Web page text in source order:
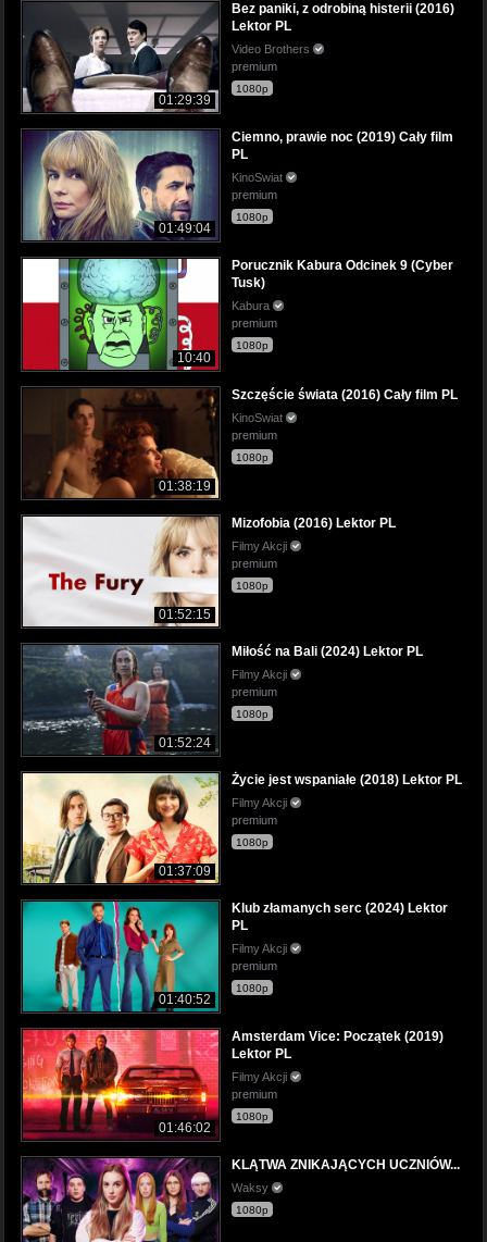
01:29:39
Bez paniki, z odrobiną histerii (2016)
Lektor PL
Video Brothers
premium
1080p
01:49:04
Ciemno, prawie noc (2019) Cały film
PL
KinoSwiat
premium
1080p
10:40
Porucznik Kabura Odcinek 9 (Cyber
Tusk)
Kabura
premium
1080p
01:38:19
Szczęście świata (2016) Cały film PL
KinoSwiat
premium
1080p
01:52:15
Mizofobia (2016) Lektor PL
Filmy Akcji
premium
1080p
01:52:24
Miłość na Bali (2024) Lektor PL
Filmy Akcji
premium
1080p
01:37:09
Życie jest wspaniałe (2018) Lektor PL
Filmy Akcji
premium
1080p
01:40:52
Klub złamanych serc (2024) Lektor
PL
Filmy Akcji
premium
1080p
01:46:02
Amsterdam Vice: Początek (2019)
Lektor PL
Filmy Akcji
premium
1080p
KLĄTWA ZNIKAJĄCYCH UCZNIÓW...
Waksy
1080p